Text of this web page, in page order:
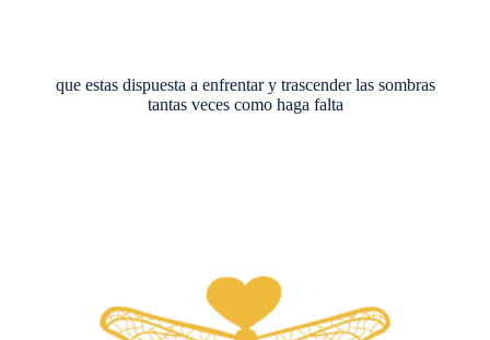
que estas dispuesta a enfrentar y trascender las sombras
tantas veces como haga falta